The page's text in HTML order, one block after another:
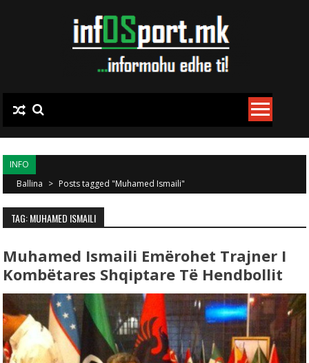
INFO
Ballina > Posts tagged "Muhamed Ismaili"
TAG: MUHAMED ISMAILI
Muhamed Ismaili Emërohet Trajner I
Kombëtares Shqiptare Të Hendbollit